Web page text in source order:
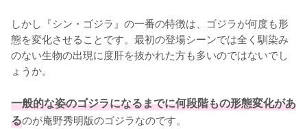
しかし『シン・ゴジラ』の一番の特徴は、ゴジラが何度も形
態を変化させることです。最初の登場シーンでは全く馴染み
のない生物の出現に度肝を抜かれた方も多いのではないでし
ょうか。
一般的な姿のゴジラになるまでに何段階もの形態変化があ
るのが庵野秀明版のゴジラなのです。